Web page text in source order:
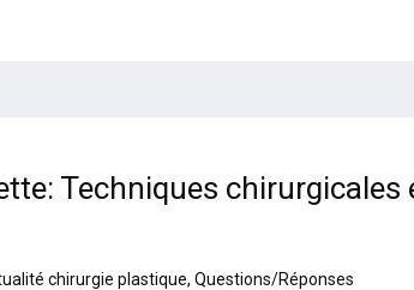
Techniques chirurgicales
chirurgie plastique, Questions/Réponses